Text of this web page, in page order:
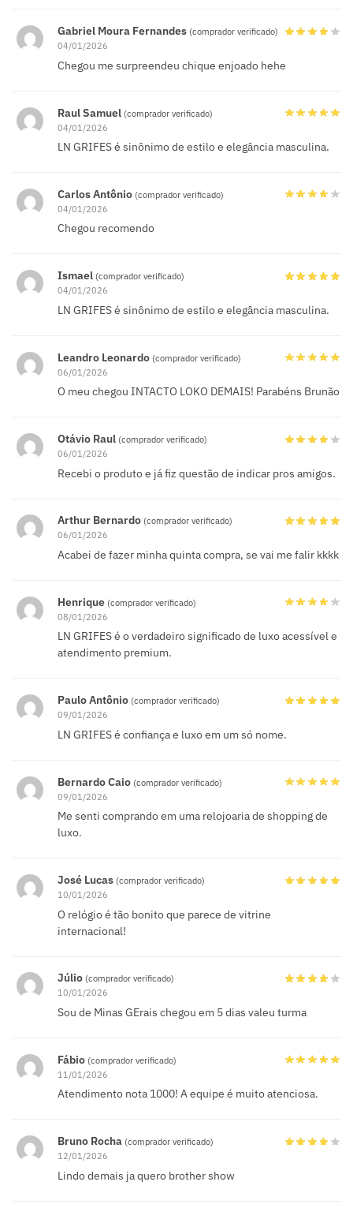
Gabriel Moura Fernandes (comprador verificado)
04/01/2026
Chegou me surpreendeu chique enjoado hehe
Raul Samuel (comprador verificado)
04/01/2026
LN GRIFES é sinônimo de estilo e elegância masculina.
Carlos Antônio (comprador verificado)
04/01/2026
Chegou recomendo
Ismael (comprador verificado)
04/01/2026
LN GRIFES é sinônimo de estilo e elegância masculina.
Leandro Leonardo (comprador verificado)
06/01/2026
O meu chegou INTACTO LOKO DEMAIS! Parabéns Brunão
Otávio Raul (comprador verificado)
06/01/2026
Recebi o produto e já fiz questão de indicar pros amigos.
Arthur Bernardo (comprador verificado)
06/01/2026
Acabei de fazer minha quinta compra, se vai me falir kkkk
Henrique (comprador verificado)
08/01/2026
LN GRIFES é o verdadeiro significado de luxo acessível e
atendimento premium.
Paulo Antônio (comprador verificado)
09/01/2026
LN GRIFES é confiança e luxo em um só nome.
Bernardo Caio (comprador verificado)
09/01/2026
Me senti comprando em uma relojoaria de shopping de
luxo.
José Lucas (comprador verificado)
10/01/2026
O relógio é tão bonito que parece de vitrine
internacional!
Júlio (comprador verificado)
10/01/2026
Sou de Minas GErais chegou em 5 dias valeu turma
Fábio (comprador verificado)
11/01/2026
Atendimento nota 1000! A equipe é muito atenciosa.
Bruno Rocha (comprador verificado)
12/01/2026
Lindo demais ja quero brother show